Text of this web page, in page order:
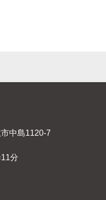
中島1120-7
分